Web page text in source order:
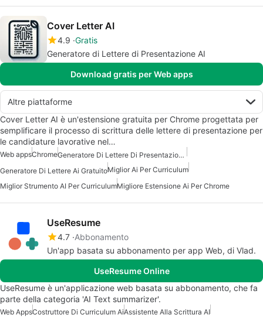
Cover Letter AI
4.9 Gratis
Generatore di Lettere di Presentazione AI
Download gratis per Web apps
Altre piattaforme
Cover Letter AI è un'estensione gratuita per Chrome progettata per
semplificare il processo di scrittura delle lettere di presentazione per
le candidature lavorative nel…
Web appsChrome
Generatore Di Lettere Di Presentazione AI Gratuito
Generatore Di Lettere Ai GratuitoMiglior Ai Per Curriculum
Miglior Strumento AI Per CurriculumMigliore Estensione Ai Per Chrome
UseResume
4.7 Abbonamento
Un'app basata su abbonamento per app Web, di Vlad.
UseResume Online
UseResume è un'applicazione web basata su abbonamento, che fa
parte della categoria 'AI Text summarizer'.
Web AppsCostruttore Di Curriculum AiAssistente Alla Scrittura AI